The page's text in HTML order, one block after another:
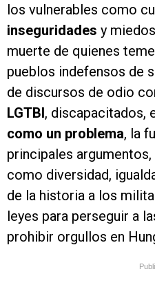
los vulnerables como
inseguridades y
muerte de quienes
pueblos indefensos de
de discursos de odio
LGTBI, discapacitados,
como un problema, la
principales
como diversidad,
de la historia a los
leyes para perseguir a
prohibir orgullos en